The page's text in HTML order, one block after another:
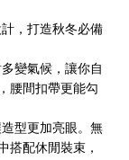
，打造秋冬必備
變氣候，讓你自
腰間扣帶更能勾
型更加亮眼。無
搭配休閒裝束，